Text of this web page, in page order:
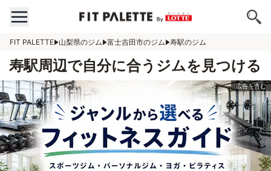
FIT PALETTE 山梨県のジム 富士吉田市のジム 寿駅のジム
寿駅周辺で自分に合うジムを見つける